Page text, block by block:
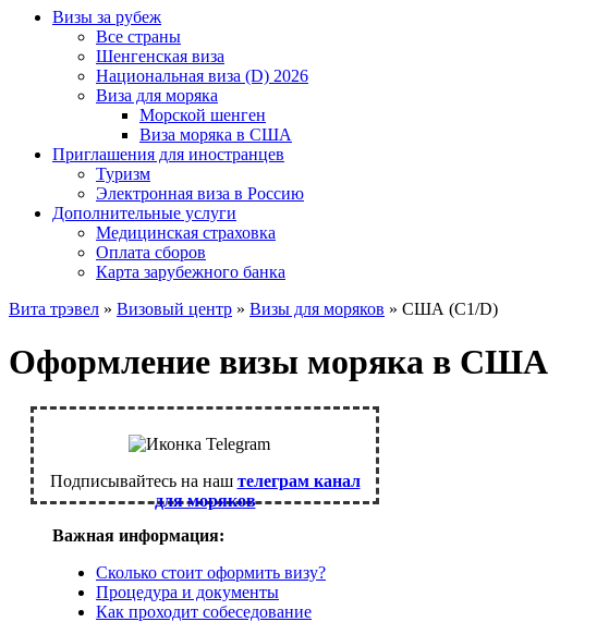
Визы за рубеж
Все страны
Шенгенская виза
Национальная виза (D) 2026
Виза для моряка
Морской шенген
Виза моряка в США
Приглашения для иностранцев
Туризм
Электронная виза в Россию
Дополнительные услуги
Медицинская страховка
Оплата сборов
Карта зарубежного банка
Вита трэвел » Визовый центр » Визы для моряков » США (C1/D)
Оформление визы моряка в США
Подписывайтесь на наш телеграм канал
для моряков
Важная информация:
Сколько стоит оформить визу?
Процедура и документы
Как проходит собеседование